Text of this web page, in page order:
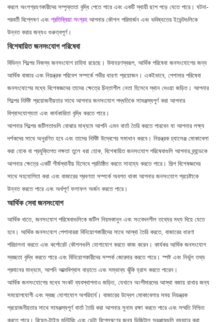
করলে অংশগ্রহণকারীদের সম্পৃক্ততা বৃদ্ধি পেতে পারে এবং একটি স্থায়ী ছাপ পড়ে যেতে পারে। ঘটনা-
পরবর্তী বিশ্লেষণ এবং প্রতিক্রিয়া সংগ্রহ আপনার কৌশল পরিমার্জন এবং ভবিষ্যতের ইভেন্টগুলিকে
উন্নত করার জন্যও গুরুত্বপূর্ণ।
বিশেষায়িত জনসংযোগ পরিষেবা
বিভিন্ন শিল্পের নিজস্ব জনসংযোগ চাহিদা রয়েছে। উদাহরণস্বরূপ, আর্থিক পরিষেবা জনসংযোগের জন্য
আর্থিক বাজার এবং নিয়ন্ত্রক পরিবেশ সম্পর্কে গভীর ধারণা প্রয়োজন। একইভাবে, পেশাদার পরিষেবা
জনসংযোগের মধ্যে বিশেষজ্ঞদের তাদের ক্ষেত্রে চিন্তাশীল নেতা হিসেবে স্থান দেওয়া জড়িত। আপনার
শিল্পের নির্দিষ্ট প্রয়োজনীয়তার সাথে আপনার জনসংযোগ পদ্ধতিকে সামঞ্জস্যপূর্ণ করা আপনার
বিশ্বাসযোগ্যতা এবং কার্যকারিতা বৃদ্ধি করতে পারে।
আপনার শিল্পের জটিলতাগুলি বোঝার মাধ্যমে আপনি এমন বার্তা তৈরি করতে পারবেন যা আপনার লক্ষ্য
দর্শকদের সাথে অনুরণিত হবে এবং তাদের নির্দিষ্ট উদ্বেগের সমাধান করবে। নিয়ন্ত্রক চ্যালেঞ্জ মোকাবেলা
করা হোক বা প্রযুক্তিগত দক্ষতা তুলে ধরা হোক, বিশেষায়িত জনসংযোগ পরিষেবাগুলি আপনার ব্র্যান্ডকে
আপনার ক্ষেত্রে একটি শীর্ষস্থানীয় হিসেবে প্রতিষ্ঠিত করতে সাহায্য করতে পারে। শিল্প বিশেষজ্ঞদের
সাথে সহযোগিতা করা এবং বাজারের প্রবণতা সম্পর্কে অবগত থাকা আপনার জনসংযোগ প্রচেষ্টাকে
উন্নত করতে পারে এবং অর্থপূর্ণ ফলাফল অর্জন করতে পারে।
আর্থিক সেবা জনসংযোগ
আর্থিক খাতে, জনসংযোগ পরিষেবাগুলিকে জটিল নিয়মকানুন এবং সংবেদনশীল তথ্যের মধ্য দিয়ে যেতে
হবে। আর্থিক জনসংযোগ পেশাদাররা বিনিয়োগকারীদের সাথে আস্থা তৈরি করতে, বাজারের ধারণা
পরিচালনা করতে এবং কর্পোরেট কৌশলগুলি যোগাযোগ করতে কাজ করেন। কার্যকর আর্থিক জনসংযোগ
স্বচ্ছতা বৃদ্ধি করতে পারে এবং বিনিয়োগকারীদের সম্পর্ক জোরদার করতে পারে। স্পষ্ট এবং নির্ভুল তথ্য
প্রদানের মাধ্যমে, আপনি আত্মবিশ্বাস বাড়াতে এবং সম্ভাব্য ঝুঁকি হ্রাস করতে পারেন।
আর্থিক জনসংযোগের মধ্যে সংকট ব্যবস্থাপনাও জড়িত, যেখানে অংশীদারদের আস্থা বজায় রাখার জন্য
সময়োপযোগী এবং স্বচ্ছ যোগাযোগ অপরিহার্য। বাজারের উদ্বেগ মোকাবেলার সময় নিয়ন্ত্রক
প্রয়োজনীয়তার সাথে সামঞ্জস্যপূর্ণ বার্তা তৈরি করা আপনার সুনাম রক্ষা করতে পারে এবং সম্মতি নিশ্চিত
করতে পারে। রিয়েল-টাইম মনিটরিং এবং ডেটা বিশ্লেষণের জন্য ডিজিটাল সরঞ্জামগুলি ব্যবহার করা